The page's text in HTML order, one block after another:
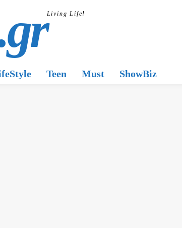
Living Life!
Teen Must ShowBiz